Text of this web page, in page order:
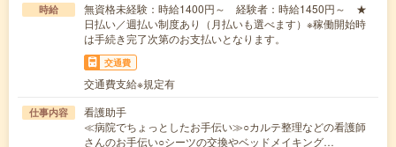
時給
無資格未経験：時給1400円～ 経験者：時給1450円～ ★
日払い／週払い制度あり（月払いも選べます）※稼働開始時
は手続き完了次第のお支払いとなります。
交通費
交通費支給※規定有
仕事内容
看護助手
≪病院でちょっとしたお手伝い≫○カルテ整理などの看護師
さんのお手伝い○シーツの交換やベッドメイキング…